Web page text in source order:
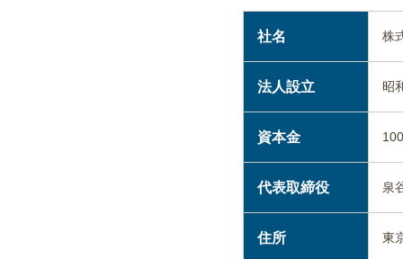
社名 株
法人設立 昭
資本金
代表取締役 泉
住所 東